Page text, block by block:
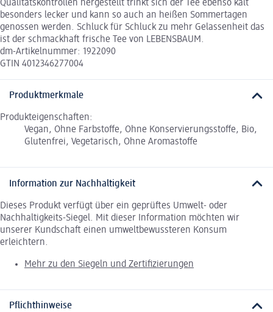
Qualitätskontrollen hergestellt trinkt sich der Tee ebenso kalt
besonders lecker und kann so auch an heißen Sommertagen
genossen werden. Schluck für Schluck zu mehr Gelassenheit das
ist der schmackhaft frische Tee von LEBENSBAUM.
dm-Artikelnummer: 1922090
GTIN 4012346277004
Produktmerkmale
Produkteigenschaften:
Vegan, Ohne Farbstoffe, Ohne Konservierungsstoffe, Bio,
Glutenfrei, Vegetarisch, Ohne Aromastoffe
Information zur Nachhaltigkeit
Dieses Produkt verfügt über ein geprüftes Umwelt- oder
Nachhaltigkeits-Siegel. Mit dieser Information möchten wir
unserer Kundschaft einen umweltbewussteren Konsum
erleichtern.
Mehr zu den Siegeln und Zertifizierungen
Pflichthinweise